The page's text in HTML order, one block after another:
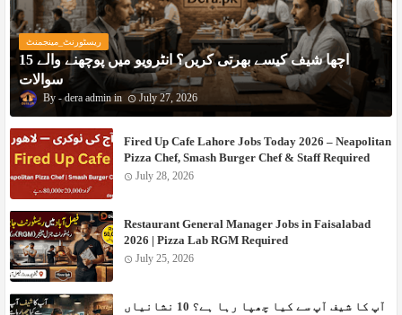
ریسٹورنٹ_مینجمنٹ
اچھا شیف کیسے بھرتی کریں؟ انٹرویو میں پوچھنے والے 15
سوالات
dera admin July 27, 2026
Fired Up Cafe Lahore Jobs Today 2026 – Neapolitan
Pizza Chef, Smash Burger Chef & Staff Required
July 28, 2026
Restaurant General Manager Jobs in Faisalabad
2026 | Pizza Lab RGM Required
July 25, 2026
آپ کا شیف آپ سے کیا چھپا رہا ہے؟ 10 نشانیاں